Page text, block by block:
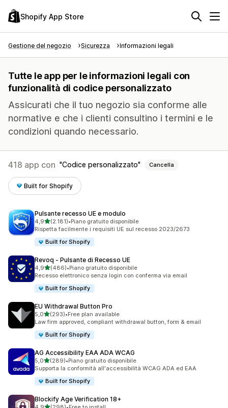
Shopify App Store
Gestione del negozio Sicurezza Informazioni legali
Tutte le app per le informazioni legali con
funzionalità di codice personalizzato
Assicurati che il tuo negozio sia conforme alle
normative e che i clienti consultino i termini e le
condizioni quando necessario.
418 app con Codice personalizzato Cancella
Built for Shopify
Pulsante recesso UE e modulo
4,9stelle su 5
(2.181)
2181 recensioni totali
•Piano gratuito disponibile
Rispetta facilmente i requisiti UE sul recesso 2023/2673
Built for Shopify
Revoq ‑ Pulsante di Recesso UE
4,9stelle su 5
(486)
486 recensioni totali
•Piano gratuito disponibile
Recesso elettronico senza login con conferma via email
Built for Shopify
EU Withdrawal Button Pro
5,0stelle su 5
(293)
293 recensioni totali
•Free plan available
Law firm approved, compliant withdrawal button, form & email
Built for Shopify
AG Accessibility EAA ADA WCAG
5,0stelle su 5
(289)
289 recensioni totali
•Piano gratuito disponibile
Supporta la conformità all'accessibilità WCAG ADA ed EAA
Built for Shopify
Blockify Age Verification 18+
stelle su 5